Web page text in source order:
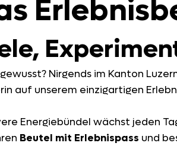
Nirgends im Kanton
auf unserem einzigartigen
Energiebündel wächst jeden
Beutel mit Erlebnispass und